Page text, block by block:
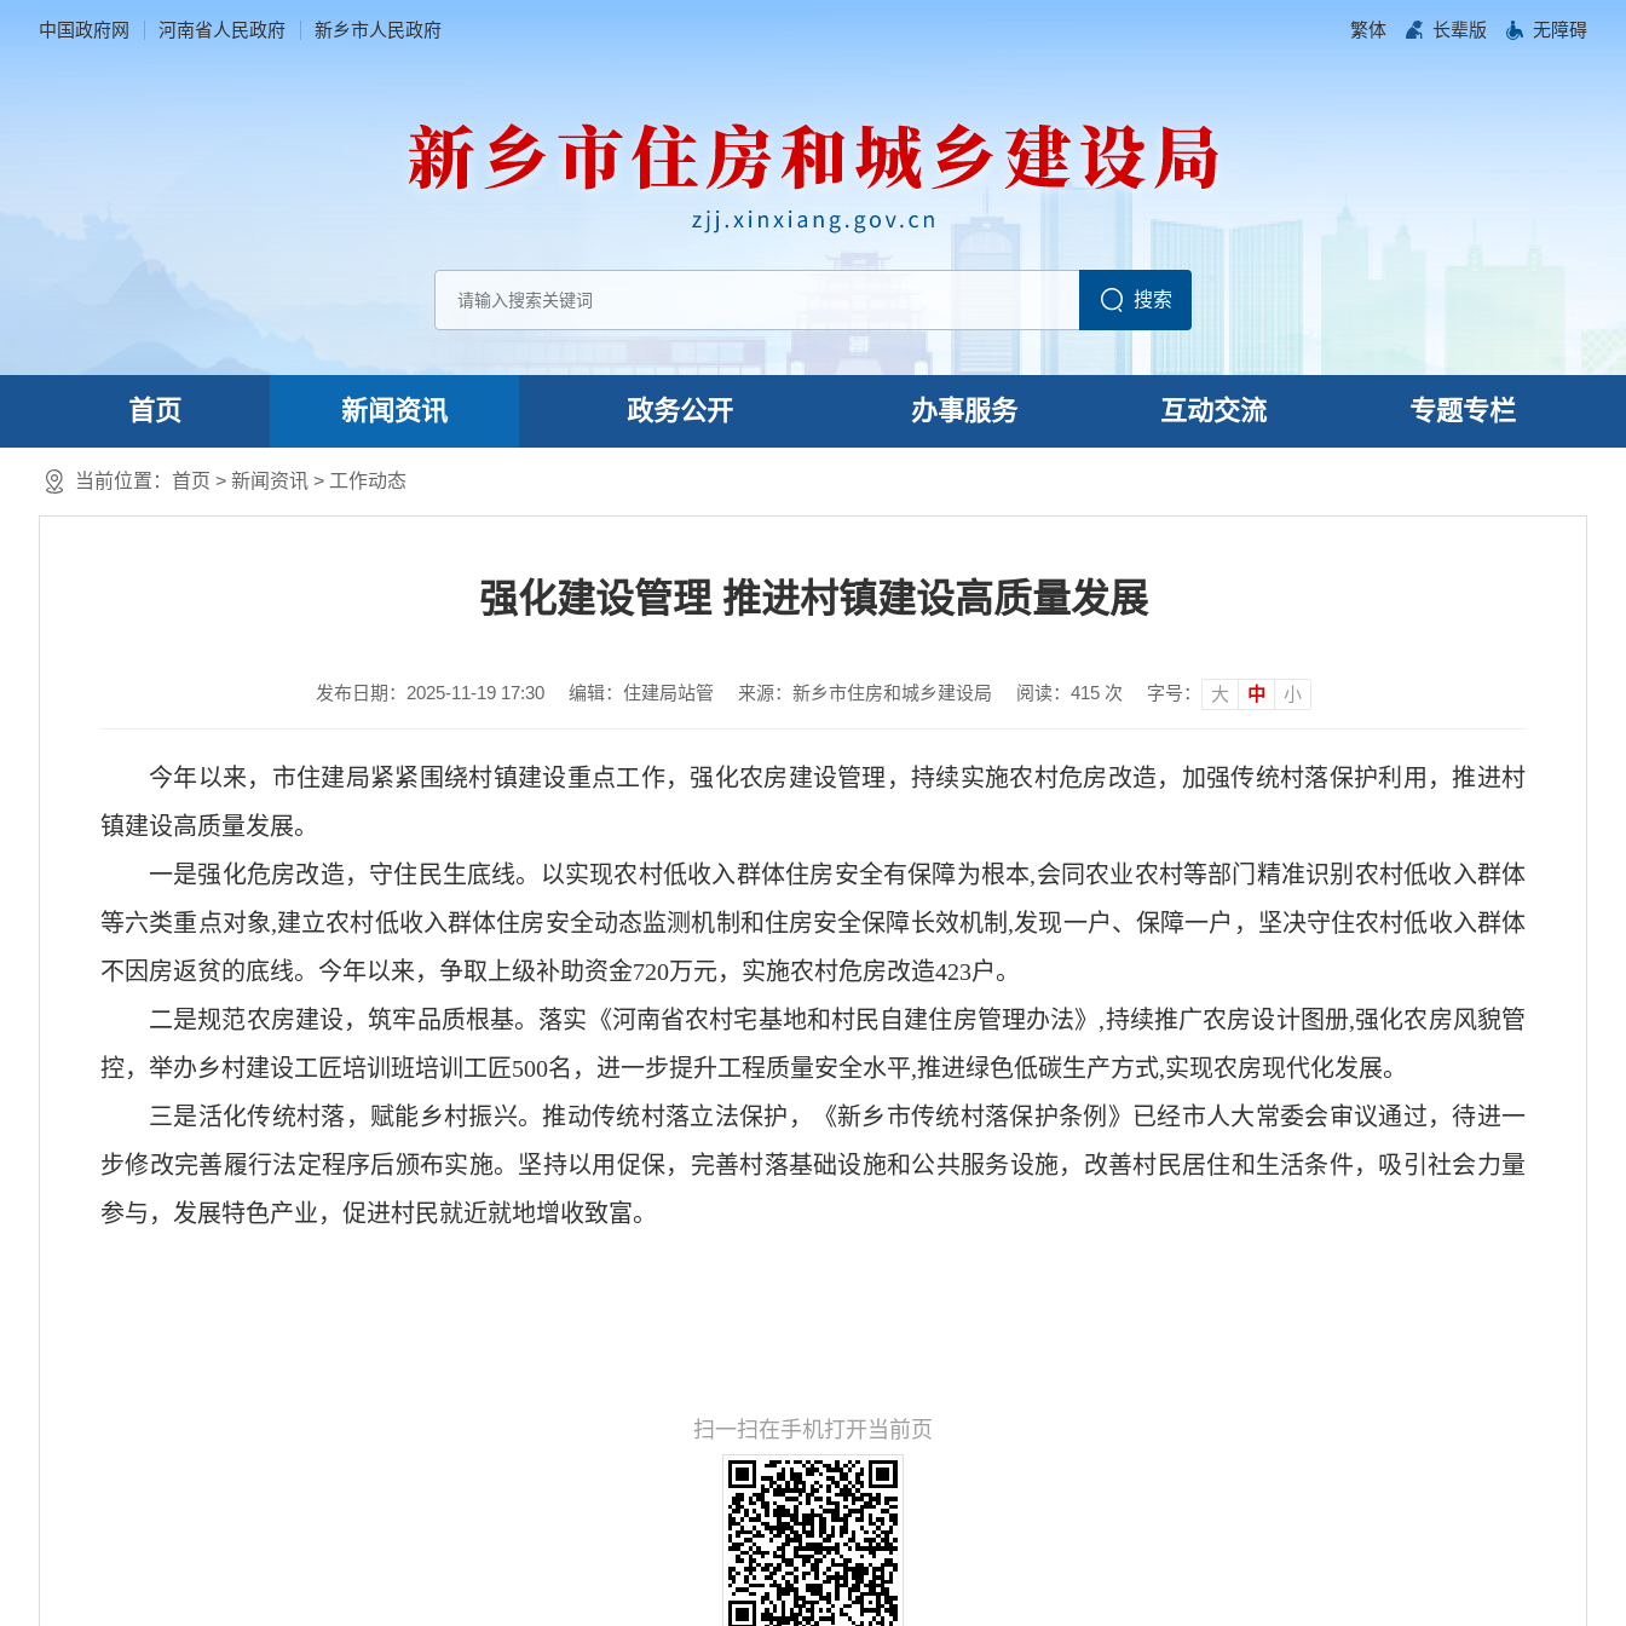
中国政府网 河南省人民政府 新乡市人民政府 繁体 长辈版 无障碍
首页 新闻资讯 政务公开 办事服务 互动交流 专题专栏
当前位置： 首页 > 新闻资讯 > 工作动态
强化建设管理 推进村镇建设高质量发展
发布日期：2025-11-19 17:30 编辑：住建局站管 来源：新乡市住房和城乡建设局 阅读： 415次 字号： 大 中 小
今年以来，市住建局紧紧围绕村镇建设重点工作，强化农房建设管理，持续实施农村危房改造，加强传统村落保护利用，推进村
镇建设高质量发展。
一是强化危房改造，守住民生底线。以实现农村低收入群体住房安全有保障为根本,会同农业农村等部门精准识别农村低收入群体
等六类重点对象,建立农村低收入群体住房安全动态监测机制和住房安全保障长效机制,发现一户、保障一户，坚决守住农村低收入群体
不因房返贫的底线。今年以来，争取上级补助资金720万元，实施农村危房改造423户。
二是规范农房建设，筑牢品质根基。落实《河南省农村宅基地和村民自建住房管理办法》,持续推广农房设计图册,强化农房风貌管
控，举办乡村建设工匠培训班培训工匠500名，进一步提升工程质量安全水平,推进绿色低碳生产方式,实现农房现代化发展。
三是活化传统村落，赋能乡村振兴。推动传统村落立法保护，《新乡市传统村落保护条例》已经市人大常委会审议通过，待进一
步修改完善履行法定程序后颁布实施。坚持以用促保，完善村落基础设施和公共服务设施，改善村民居住和生活条件，吸引社会力量
参与，发展特色产业，促进村民就近就地增收致富。
扫一扫在手机打开当前页